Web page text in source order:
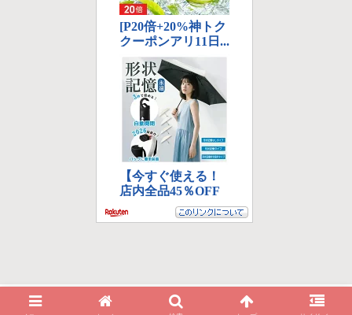
© 2015-2026 アクションカメラレビュー最前線！.